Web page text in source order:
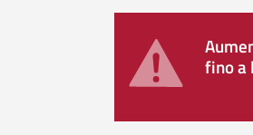
fino a